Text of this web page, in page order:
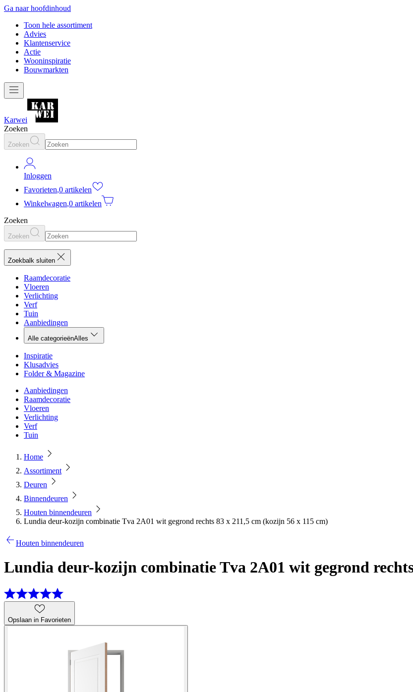
Ga naar hoofdinhoud
Toon hele assortiment
Advies
Klantenservice
Actie
Wooninspiratie
Bouwmarkten
Karwei
Zoeken
Zoeken
Inloggen
Favorieten,0 artikelen
Winkelwagen,0 artikelen
Zoeken
Zoeken
Zoekbalk sluiten
Raamdecoratie
Vloeren
Verlichting
Verf
Tuin
Aanbiedingen
Alle categorieënAlles
Inspiratie
Klusadvies
Folder & Magazine
Aanbiedingen
Raamdecoratie
Vloeren
Verlichting
Verf
Tuin
Home
Assortiment
Deuren
Binnendeuren
Houten binnendeuren
Lundia deur-kozijn combinatie Tva 2A01 wit gegrond rechts 83 x 211,5 cm (kozijn 56 x 115 cm)
Houten binnendeuren
Lundia deur-kozijn combinatie Tva 2A01 wit gegrond
Opslaan in Favorieten